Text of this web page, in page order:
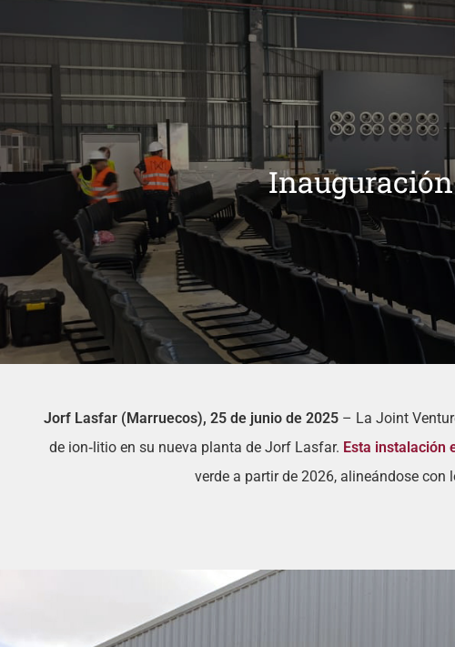
Jorf Lasfar (Marruecos), 25 de junio de 2025– La Joint
de ion‑litio en su nueva planta de Jorf Lasfar. Esta instalación
verde a partir de 2026, alineándose